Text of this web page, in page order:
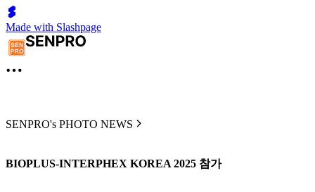
Made with Slashpage
SENPRO's PHOTO NEWS
BIOPLUS-INTERPHEX KOREA 2025 참가